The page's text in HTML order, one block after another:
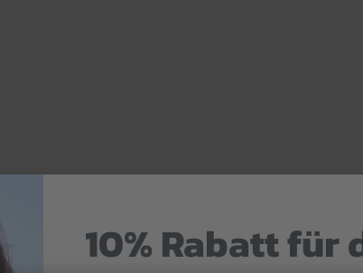
10% Rabatt für